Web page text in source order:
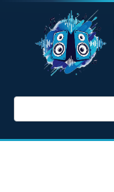
контенту